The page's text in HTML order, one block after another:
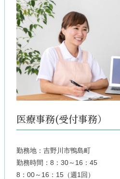
医療事務(受付事務）
勤務地：吉野川市鴨島町
勤務時間：8：30～16：45
8：00～16：15（週1回）